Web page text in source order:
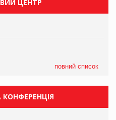
ЦЕНТР
повний список